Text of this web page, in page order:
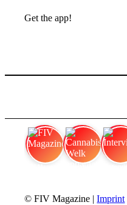
Get the app!
© FIV Magazine |Imprint